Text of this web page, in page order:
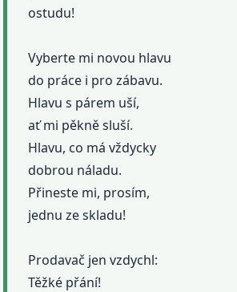
ostudu!
Vyberte mi novou hlavu
do práce i pro zábavu.
Hlavu s párem uší,
ať mi pěkně sluší.
Hlavu, co má vždycky
dobrou náladu.
Přineste mi, prosím,
jednu ze skladu!
Prodavač jen vzdychl:
Těžké přání!